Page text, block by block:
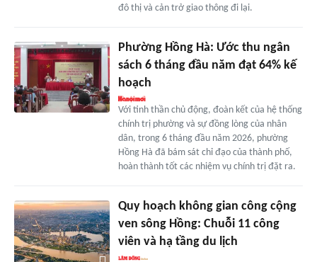
đô thị và cản trở giao thông đi lại.
Phường Hồng Hà: Ước thu ngân
sách 6 tháng đầu năm đạt 64% kế
hoạch
Với tinh thần chủ động, đoàn kết của hệ thống
chính trị phường và sự đồng lòng của nhân
dân, trong 6 tháng đầu năm 2026, phường
Hồng Hà đã bám sát chỉ đạo của thành phố,
hoàn thành tốt các nhiệm vụ chính trị đặt ra.
Quy hoạch không gian công cộng
ven sông Hồng: Chuỗi 11 công
viên và hạ tầng du lịch